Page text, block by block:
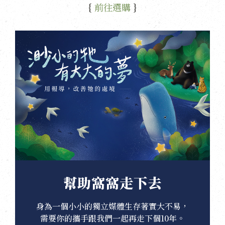
{ 前往選購 }
幫助窩窩走下去
身為一個小小的獨立媒體生存著實大不易，
需要你的攜手跟我們一起再走下個10年。